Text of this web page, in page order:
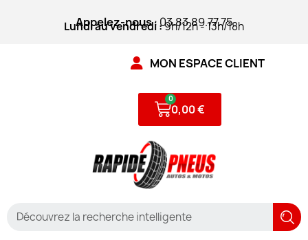
Appelez-nous: 03.83.89.77.75
Lundi au vendredi :9h/12h - 13h/18h
MON ESPACE CLIENT
0,00 €